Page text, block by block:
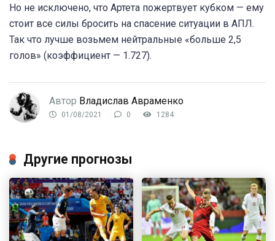
Но не исключено, что Артета пожертвует кубком — ему
стоит все силы бросить на спасение ситуации в АПЛ.
Так что лучше возьмем нейтральные «больше 2,5
голов» (коэффициент — 1.727).
Автор Владислав Авраменко
01/08/2021 0 1284
Другие прогнозы